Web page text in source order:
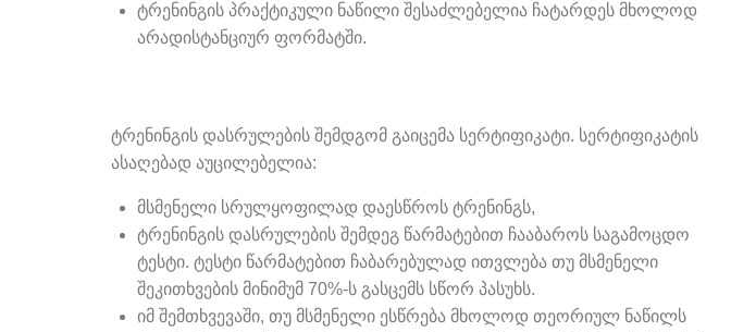
ტრენინგის პრაქტიკული ნაწილი შესაძლებელია ჩატარდეს მხოლოდ
არადისტანციურ ფორმატში.
ტრენინგის დასრულების შემდგომ გაიცემა სერტიფიკატი. სერტიფიკატის
ასაღებად აუცილებელია:
მსმენელი სრულყოფილად დაესწროს ტრენინგს,
ტრენინგის დასრულების შემდეგ წარმატებით ჩააბაროს საგამოცდო
ტესტი. ტესტი წარმატებით ჩაბარებულად ითვლება თუ მსმენელი
შეკითხვების მინიმუმ 70%-ს გასცემს სწორ პასუხს.
იმ შემთხვევაში, თუ მსმენელი ესწრება მხოლოდ თეორიულ ნაწილს